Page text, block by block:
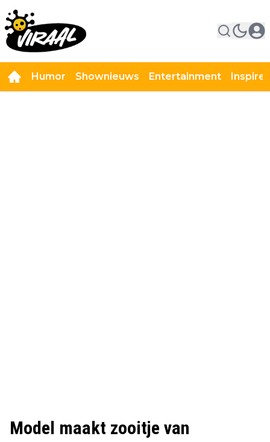
Humor Shownieuws Entertainment
Model maakt zooitje van